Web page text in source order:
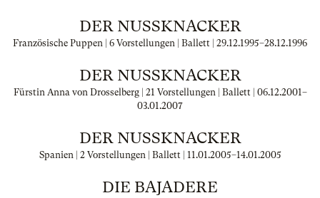
DER NUSSKNACKER
Französische Puppen | 6 Vorstellungen | Ballett | 29.12.1995–28.12.1996
DER NUSSKNACKER
Fürstin Anna von Drosselberg | 21 Vorstellungen | Ballett | 06.12.2001–
03.01.2007
DER NUSSKNACKER
Spanien | 2 Vorstellungen | Ballett | 11.01.2005–14.01.2005
DIE BAJADERE